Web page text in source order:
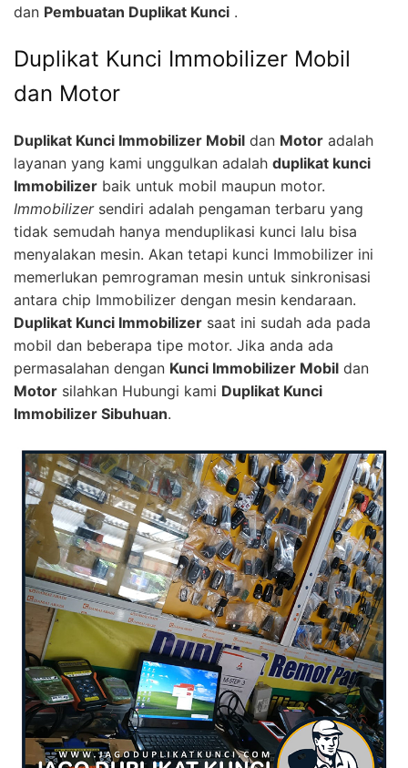
dan Pembuatan Duplikat Kunci .
Duplikat Kunci Immobilizer Mobil
dan Motor
Duplikat Kunci Immobilizer Mobil dan Motor adalah
layanan yang kami unggulkan adalah duplikat kunci
Immobilizer baik untuk mobil maupun motor.
Immobilizersendiri adalah pengaman terbaru yang
tidak semudah hanya menduplikasi kunci lalu bisa
menyalakan mesin. Akan tetapi kunci Immobilizer ini
memerlukan pemrograman mesin untuk sinkronisasi
antara chip Immobilizer dengan mesin kendaraan.
Duplikat Kunci Immobilizer saat ini sudah ada pada
mobil dan beberapa tipe motor. Jika anda ada
permasalahan dengan Kunci Immobilizer Mobil dan
Motor silahkan Hubungi kami Duplikat Kunci
Immobilizer Sibuhuan.